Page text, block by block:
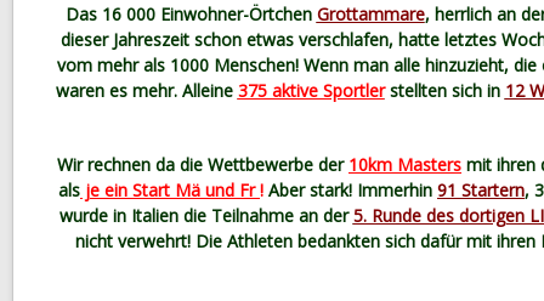
Das 16 000 Einwohner-Örtchen Grottammare, herrlich an
dieser Jahreszeit schon etwas verschlafen, hatte letztes
vom mehr als 1000 Menschen! Wenn man alle hinzuzieht,
waren es mehr. Alleine 375 aktive Sportlerstellten sich in 12
Wir rechnen da die Wettbewerbe der 10km Masters mit ihren
als je ein Start Mä und Fr! Aber stark! Immerhin 91 Startern,
wurde in Italien die Teilnahme an der5. Runde des dortigen
nicht verwehrt! Die Athleten bedankten sich dafür mit ihren